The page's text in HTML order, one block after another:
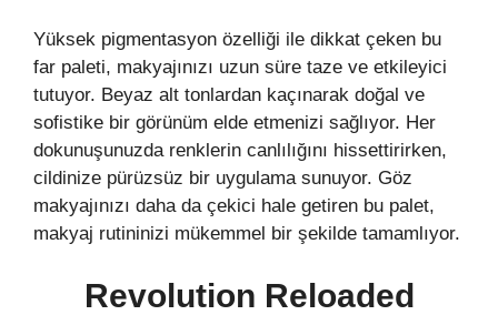
Yüksek pigmentasyon özelliği ile dikkat çeken bu
far paleti, makyajınızı uzun süre taze ve etkileyici
tutuyor. Beyaz alt tonlardan kaçınarak doğal ve
sofistike bir görünüm elde etmenizi sağlıyor. Her
dokunuşunuzda renklerin canlılığını hissettirirken,
cildinize pürüzsüz bir uygulama sunuyor. Göz
makyajınızı daha da çekici hale getiren bu palet,
makyaj rutininizi mükemmel bir şekilde tamamlıyor.
Revolution Reloaded